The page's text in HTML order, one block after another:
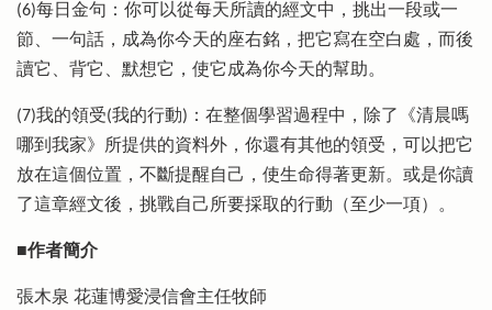
(6)每日金句：你可以從每天所讀的經文中，挑出一段或一
節、一句話，成為你今天的座右銘，把它寫在空白處，而後
讀它、背它、默想它，使它成為你今天的幫助。
(7)我的領受(我的行動)：在整個學習過程中，除了《清晨嗎
哪到我家》所提供的資料外，你還有其他的領受，可以把它
放在這個位置，不斷提醒自己，使生命得著更新。或是你讀
了這章經文後，挑戰自己所要採取的行動（至少一項）。
■作者簡介
張木泉 花蓮博愛浸信會主任牧師